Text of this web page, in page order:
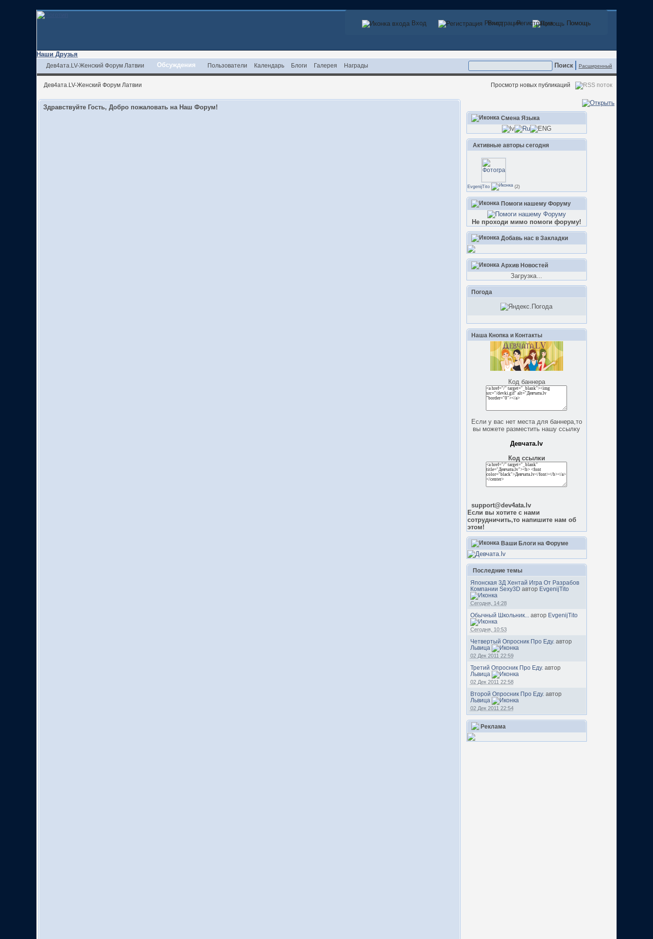
Вход Регистрация Помощь
Вход Регистрация Помощь
Наши Друзья
Расширенный
Дев4ата.LV-Женский Форум Латвии Обсуждения Пользователи Календарь Блоги Галерея Награды
Дев4ата.LV-Женский Форум Латвии Просмотр новых публикаций
Смена Языка
Активные авторы сегодня
EvgenijTito (2)
Помоги нашему Форуму
Не проходи мимо помоги форуму!
Добавь нас в Закладки
Архив Новостей
Загрузка...
Погода
Наша Кнопка и Контакты
Код баннера
Если у вас нет места для баннера,то
вы можете разместить нашу ссылку
Девчата.lv
Код ссылки
support@dev4ata.lv
Если вы хотите с нами
сотрудничить,то напишите нам об
этом!
Ваши Блоги на Форуме
Последние темы
Японская 3Д Хентай Игра От Разрабов
Компании Sexy3D автор EvgenijTito
Сегодня, 14:28
Обычный Школьник... автор EvgenijTito
Сегодня, 10:53
Четвертый Опросник Про Еду. автор
Львица
02 Дек 2011 22:59
Третий Опросник Про Еду. автор
Львица
02 Дек 2011 22:58
Второй Опросник Про Еду. автор
Львица
02 Дек 2011 22:54
Реклама
Здравствуйте Гость, Добро пожаловать на Наш Форум!